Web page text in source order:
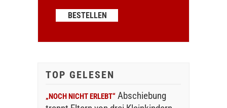
TOP GELESEN
„NOCH NICHT ERLEBT“ Abschiebung